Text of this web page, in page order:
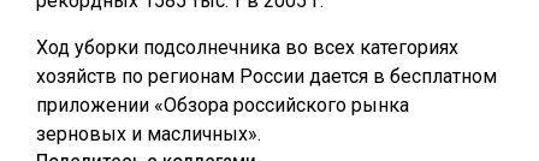
Ход уборки подсолнечника во всех категориях
хозяйств по регионам России дается в бесплатном
приложении «Обзора российского рынка
зерновых и масличных».